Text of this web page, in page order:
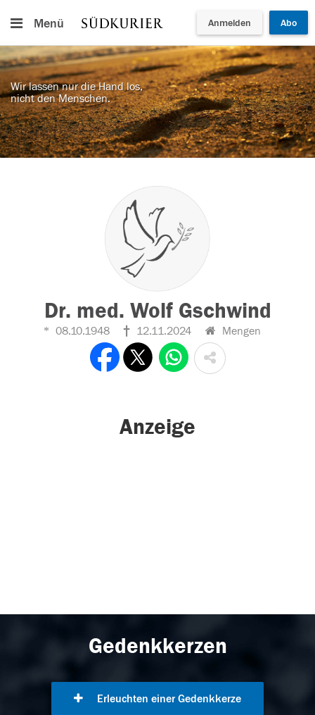
Menü Anmelden Abo
Wir lassen nur die Hand los,
nicht den Menschen.
Dr. med. Wolf Gschwind
08.10.1948 12.11.2024 Mengen
Anzeige
Gedenkkerzen
Erleuchten einer Gedenkkerze